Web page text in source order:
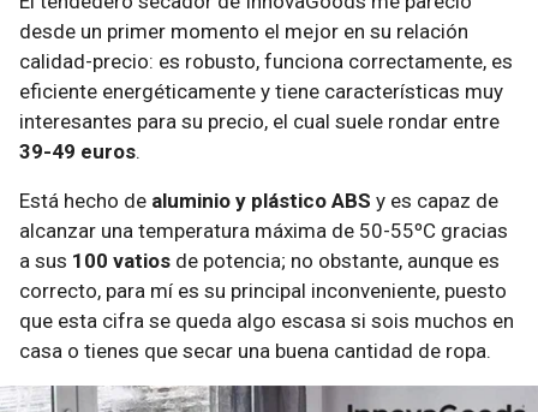
desde un primer momento el mejor en su relación
calidad-precio: es robusto, funciona correctamente, es
eficiente energéticamente y tiene características muy
interesantes para su precio, el cual suele rondar entre
39-49 euros.
Está hecho de aluminio y plástico ABS y es capaz de
alcanzar una temperatura máxima de 50-55ºC gracias
a sus 100 vatios de potencia; no obstante, aunque es
correcto, para mí es su principal inconveniente, puesto
que esta cifra se queda algo escasa si sois muchos en
casa o tienes que secar una buena cantidad de ropa.